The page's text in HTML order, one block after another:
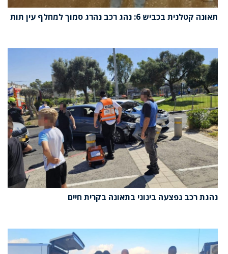
תאונה קטלנית בכביש 6: נהג רכב נהרג סמוך למחלף עין תות
נהגת רכב נפצעה בינוני בתאונה בקרית חיים